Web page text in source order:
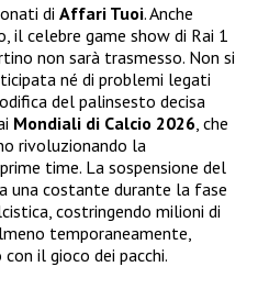
di Affari Tuoi. Anche
il celebre game show di Rai 1
non sarà trasmesso. Non si
né di problemi legati
del palinsesto decisa
Mondiali di Calcio 2026 , che
rivoluzionando la
time. La sospensione del
una costante durante la fase
costringendo milioni di
temporaneamente,
il gioco dei pacchi.